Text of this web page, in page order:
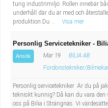
tung industrimiljö. Rollen innebär
underhåll där du är med och
produktion.Du ...
Visa mer
Personlig Servicetekniker -
Ansök Mar 19
BILIA AB
Fordonstekniker/
Personlig servicetekniker Är du på
tekniskt kunnig? Då kan du vara den
oss på Bilia i Strängnäs. Vi